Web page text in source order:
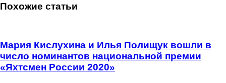
Похожие статьи
Мария Кислухина и Илья Полищук вошли в
число номинантов национальной премии
«Яхтсмен России 2020»